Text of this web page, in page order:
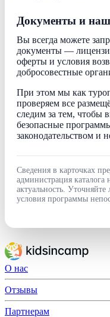
Документы и
Вы всегда можете
документы —
оферты и условия
добросовестные
При этом мы как
проверяем все
следим за тем, чтобы
безопасные
законодательством и
Сведения в карточках
администрация каталога
актуальность.
условия программы
О нас
Отзывы
Партнерам